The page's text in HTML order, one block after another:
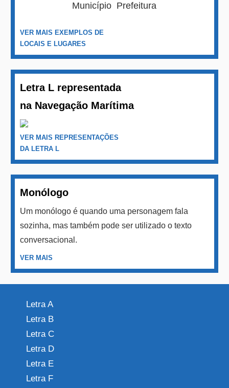
Município Prefeitura
VER MAIS EXEMPLOS DE
LOCAIS E LUGARES
Letra L representada
na Navegação Marítima
VER MAIS REPRESENTAÇÕES
DA LETRA L
Monólogo
Um monólogo é quando uma personagem fala
sozinha, mas também pode ser utilizado o texto
conversacional.
VER MAIS
Letra A
Letra B
Letra C
Letra D
Letra E
Letra F